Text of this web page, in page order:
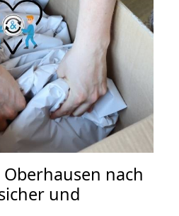
Oberhausen nach
und